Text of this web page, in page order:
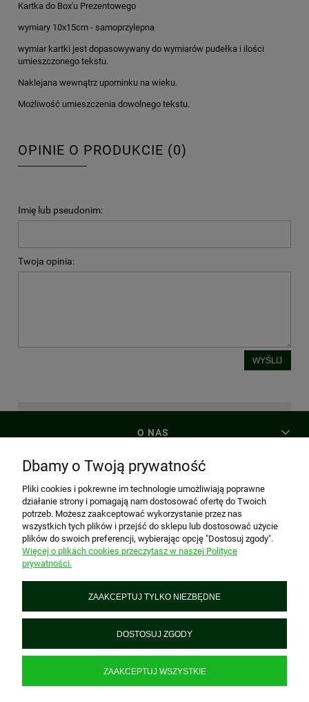
Kartka do Box'u Prezentowego
wymiary 10x15cm - samoprzylepna
wymiar kartki jest dopasowywany do wymiarów pudełka i ilości
umieszczonego tekstu.
Naklejana wewnątrz upominku na wieku.
Możliwość umieszczenia dowolnego tekstu.
OPINIE O PRODUKCIE (0)
Imię lub pseudonim:
Twoja opinia:
WYŚLIJ
O NAS
MOJE KONTO
PŁATNOŚCI I DOSTAWA
PREZENTtogo
+48 695 928 312
biuro@prezenttogo.pl
Dbamy o Twoją prywatność
Pliki cookies i pokrewne im technologie umożliwiają poprawne
działanie strony i pomagają nam dostosować ofertę do Twoich
potrzeb. Możesz zaakceptować wykorzystanie przez nas
wszystkich tych plików i przejść do sklepu lub dostosować użycie
plików do swoich preferencji, wybierając opcję "Dostosuj zgody".
Więcej o plikach cookies przeczytasz w naszej Polityce
prywatności.
ZAAKCEPTUJ TYLKO NIEZBĘDNE
DOSTOSUJ ZGODY
ZAAKCEPTUJ WSZYSTKIE